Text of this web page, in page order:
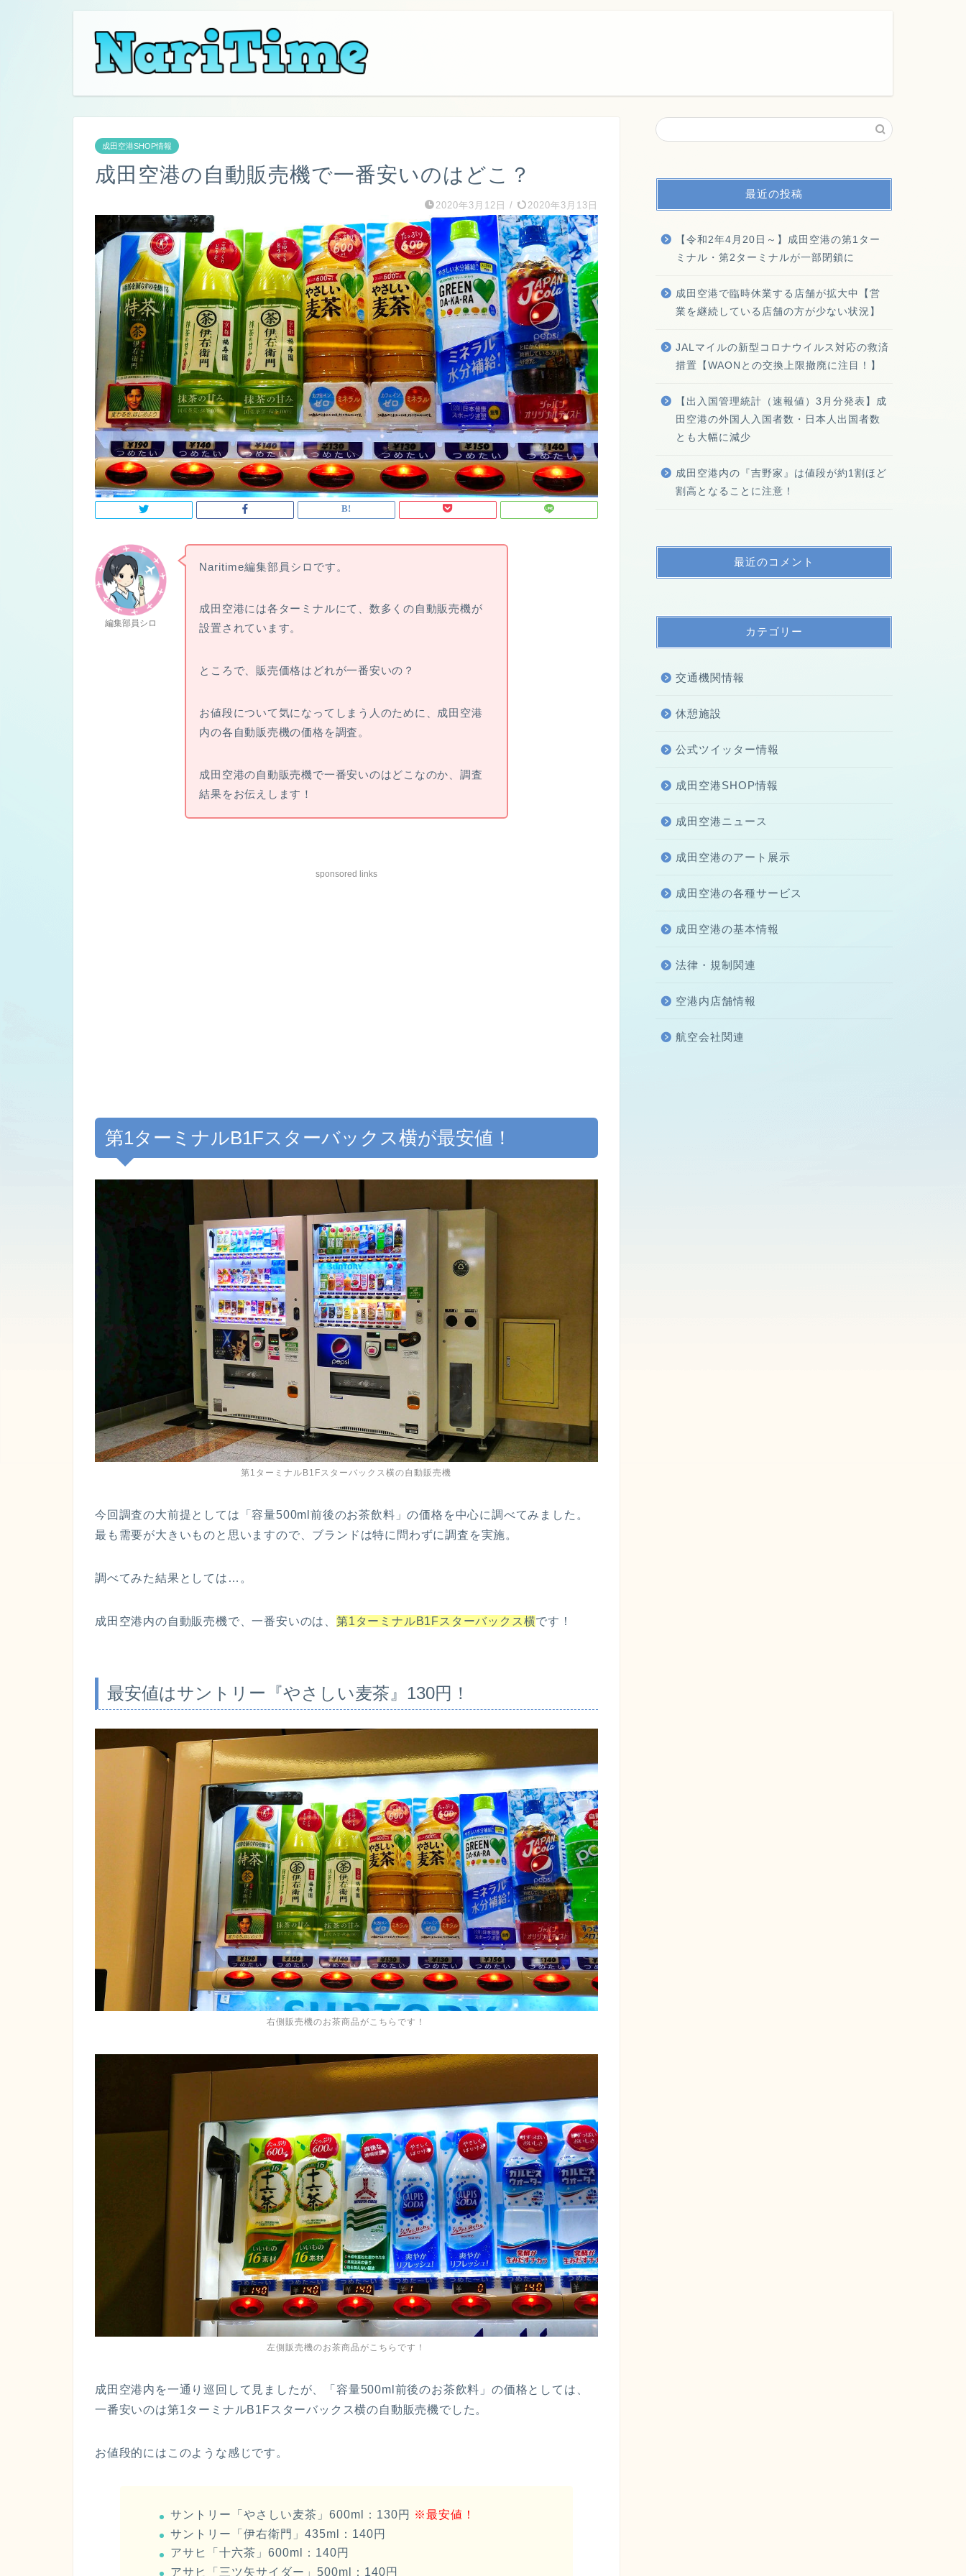
成田空港SHOP情報
成田空港の自動販売機で一番安いのはどこ？
2020年3月12日 / 2020年3月13日
編集部員シロ
Naritime編集部員シロです。
成田空港には各ターミナルにて、数多くの自動販売機が
設置されています。
ところで、販売価格はどれが一番安いの？
お値段について気になってしまう人のために、成田空港
内の各自動販売機の価格を調査。
成田空港の自動販売機で一番安いのはどこなのか、調査
結果をお伝えします！
sponsored links
第1ターミナルB1Fスターバックス横が最安値！
第1ターミナルB1Fスターバックス横の自動販売機
今回調査の大前提としては「容量500ml前後のお茶飲料」の価格を中心に調べてみました。
最も需要が大きいものと思いますので、ブランドは特に問わずに調査を実施。
調べてみた結果としては…。
成田空港内の自動販売機で、一番安いのは、 第1ターミナルB1Fスターバックス横です！
最安値はサントリー『やさしい麦茶』130円！
右側販売機のお茶商品がこちらです！
左側販売機のお茶商品がこちらです！
成田空港内を一通り巡回して見ましたが、「容量500ml前後のお茶飲料」の価格としては、
一番安いのは第1ターミナルB1Fスターバックス横の自動販売機でした。
お値段的にはこのような感じです。
サントリー「やさしい麦茶」600ml：130円
※最安値！
サントリー「伊右衛門」435ml：140円
アサヒ「十六茶」600ml：140円
アサヒ「三ツ矢サイダー」500ml：140円
最近の投稿
【令和2年4月20日～】成田空港の第1ター
ミナル・第2ターミナルが一部閉鎖に
成田空港で臨時休業する店舗が拡大中【営
業を継続している店舗の方が少ない状況】
JALマイルの新型コロナウイルス対応の救済
措置【WAONとの交換上限撤廃に注目！】
【出入国管理統計（速報値）3月分発表】成
田空港の外国人入国者数・日本人出国者数
とも大幅に減少
成田空港内の『吉野家』は値段が約1割ほど
割高となることに注意！
最近のコメント
カテゴリー
交通機関情報
休憩施設
公式ツイッター情報
成田空港SHOP情報
成田空港ニュース
成田空港のアート展示
成田空港の各種サービス
成田空港の基本情報
法律・規制関連
空港内店舗情報
航空会社関連